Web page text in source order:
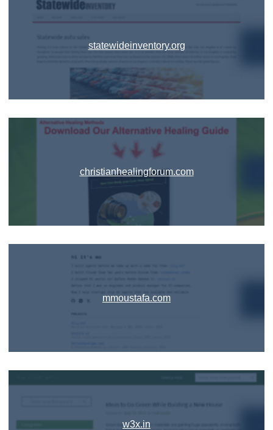
statewideinventory.org
christianhealingforum.com
mmoustafa.com
w3x.in